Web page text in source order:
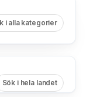
i alla kategorier
Sök i hela landet